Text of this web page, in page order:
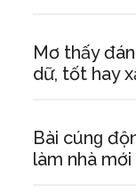
Mơ thấy
dữ, tốt hay
Bài cúnɡ
làm nhà